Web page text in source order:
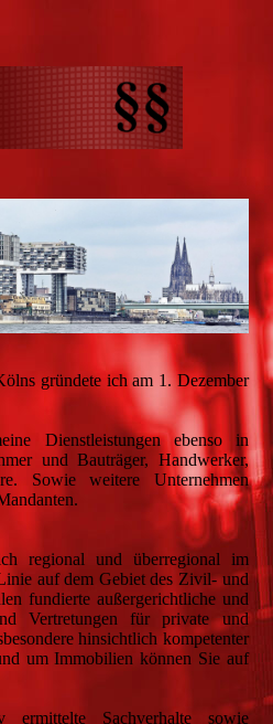
gründete ich am 1. Dezember
Dienstleistungen ebenso in
und Bauträger, Handwerker,
Sowie weitere Unternehmen
regional und überregional im
auf dem Gebiet des Zivil- und
fundierte außergerichtliche und
Vertretungen für private und
hinsichtlich kompetenter
um Immobilien können Sie auf
ermittelte Sachverhalte sowie